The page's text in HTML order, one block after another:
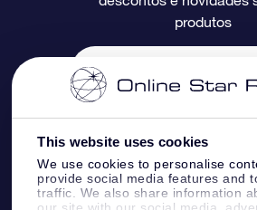
This website uses cookies
We use cookies to personalise
provide social media features and
traffic. We also share information
our site with our social media,
Presentes corporativos
Um Milhão de Estrelas
OSR Starsaver
Aplicativo RV Fly me to the stars
Política de devolução
Constelações
produtos